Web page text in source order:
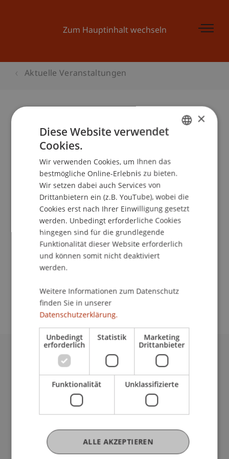
Zum Hauptinhalt wechseln
Aktuelle Veranstaltungen
Business Plan Training 4
School/Professur:
An-Institut KMU Zentrum
Das 4. und letzte Training im Rahmen des
Businessplan-Wettbewerbs erläutert die
zweite Phase der Finanzplanung.
Veranstaltungsdetails
Universität Liechtenstein
Fürst-Franz-Josef-Strasse
9490 Vaduz
T +423 265 11 11
Fußzeile Rechtliche Hinweise
Rechtssammlung
Datenschutzerklärung
×
Diese Website verwendet
Cookies.
Wir verwenden Cookies, um Ihnen das
bestmögliche Online-Erlebnis zu bieten.
Wir setzen dabei auch Services von
Drittanbietern ein (z.B. YouTube), wobei die
Cookies erst nach Ihrer Einwilligung gesetzt
werden. Unbedingt erforderliche Cookies
hingegen sind für die grundlegende
Funktionalität dieser Website erforderlich
und können somit nicht deaktiviert
werden.
Weitere Informationen zum Datenschutz
finden Sie in unserer
Datenschutzerklärung.
Unbedingt
erforderlich
Statistik Marketing
Drittanbieter
Funktionalität Unklassifizierte
ALLE AKZEPTIEREN